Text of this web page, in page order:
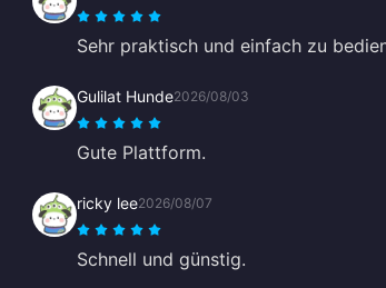
Sehr praktisch und einfach zu
Gulilat Hunde2026/08/03
Gute Plattform.
ricky lee2026/08/07
Schnell und günstig.